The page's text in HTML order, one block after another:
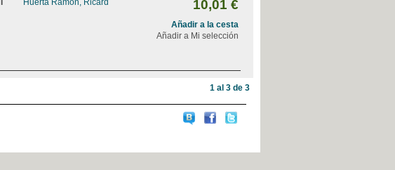
Huerta Ramón, Ricard 10,01 €
Añadir a la cesta
Añadir a Mi selección
1 al 3 de 3